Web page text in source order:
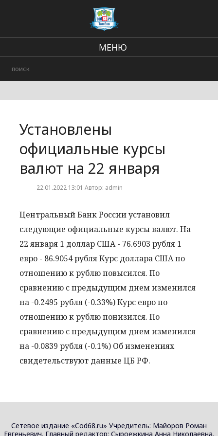
МЕНЮ
Городские события
Установлены
официальные курсы
валют на 22 января
22.01.2022 13:01 Автор: admin
Центральный Банк России установил
следующие официальные курсы валют. На
22 января 1 доллар США - 76.6903 рубля 1
евро - 86.9054 рубля Курс доллара США по
отношению к рублю повысился. По
сравнению с предыдущим днем изменился
на -0.2495 рубля (-0.33%) Курс евро по
отношению к рублю понизился. По
сравнению с предыдущим днем изменился
на -0.0839 рубля (-0.1%) Об изменениях
свидетельствуют данные ЦБ РФ.
Сетевое издание «Cod68.ru» Учредитель: Майоров Роман
Евгеньевич. Главный редактор: Сыроежкина Анна Николаевна.